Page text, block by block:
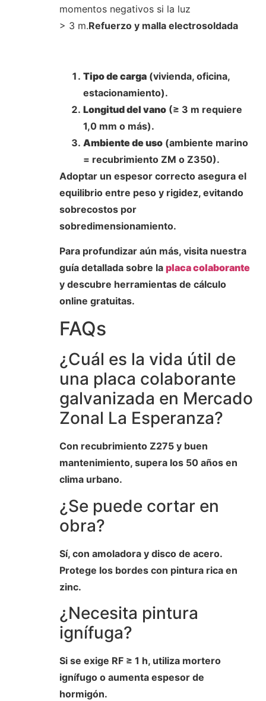
momentos negativos si la luz
> 3 m.Refuerzo y malla electrosoldada
Tipo de carga (vivienda, oficina,
estacionamiento).
Longitud del vano (≥ 3 m requiere
1,0 mm o más).
Ambiente de uso (ambiente marino
= recubrimiento ZM o Z350).
Adoptar un espesor correcto asegura el
equilibrio entre peso y rigidez, evitando
sobrecostos por
sobredimensionamiento.
Para profundizar aún más, visita nuestra
guía detallada sobre la placa colaborante
y descubre herramientas de cálculo
online gratuitas.
FAQs
¿Cuál es la vida útil de
una placa colaborante
galvanizada en Mercado
Zonal La Esperanza?
Con recubrimiento Z275 y buen
mantenimiento, supera los 50 años en
clima urbano.
¿Se puede cortar en
obra?
Sí, con amoladora y disco de acero.
Protege los bordes con pintura rica en
zinc.
¿Necesita pintura
ignífuga?
Si se exige RF ≥ 1 h, utiliza mortero
ignífugo o aumenta espesor de
hormigón.